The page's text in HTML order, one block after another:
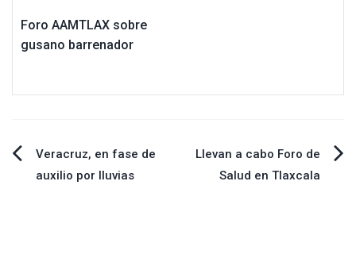
Foro AAMTLAX sobre
gusano barrenador
Navegación
Veracruz, en fase de
auxilio por lluvias
Llevan a cabo Foro de
Salud en Tlaxcala